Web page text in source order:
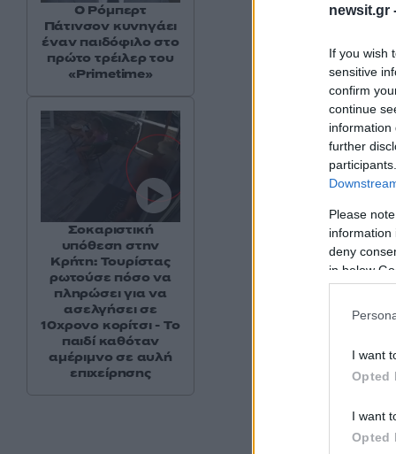
newsit.gr
If you wish
sensitive
confirm
continue
information
further
Please
information
deny
in below
I want
Opted
I want
Opted
—
Ο Ρόμπερτ
Πάτινσον κυνηγάει
έναν παιδόφιλο στο
πρώτο τρέιλερ του
«Primetime»
Σοκαριστική
υπόθεση στην
Κρήτη: Τουρίστας
ρωτούσε πόσο να
πληρώσει για να
ασελγήσει σε
10χρονο κορίτσι - Το
παιδί καθόταν
αμέριμνο σε αυλή
επιχείρησης